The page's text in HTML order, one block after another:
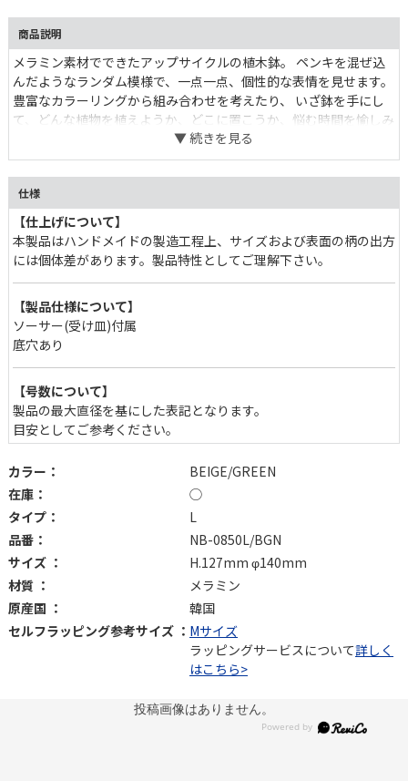
商品説明
メラミン素材でできたアップサイクルの植木鉢。 ペンキを混ぜ込
んだようなランダム模様で、一点一点、個性的な表情を見せます。
豊富なカラーリングから組み合わせを考えたり、 いざ鉢を手にし
て、どんな植物を植えようか、どこに置こうか、悩む時間を愉しみ
たい。 狭いスペースでも、ひとつ置くだけでインテリアとして目を
惹くポイントに。
仕様
【仕上げについて】
本製品はハンドメイドの製造工程上、サイズおよび表面の柄の出方
には個体差があります。製品特性としてご理解下さい。
【製品仕様について】
ソーサー(受け皿)付属
底穴あり
【号数について】
製品の最大直径を基にした表記となります。
目安としてご参考ください。
カラー：
BEIGE/GREEN
在庫：
◯
タイプ：
L
品番：
NB-0850L/BGN
サイズ ：
H.127mm φ140mm
材質 ：
メラミン
原産国 ：
韓国
セルフラッピング参考サイズ ： Mサイズ
ラッピングサービスについて詳しく
はこちら>
投稿画像はありません。